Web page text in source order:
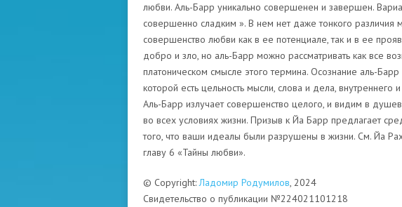
любви. Аль-Барр уникально совершенен и завершен.
совершенно сладким ». В нем нет даже тонкого
совершенство любви как в ее потенциале, так и в ее
добро и зло, но аль-Барр можно рассматривать как все
платоническом смысле этого термина. Осознание аль-
которой есть цельность мысли, слова и дела,
Аль-Барр излучает совершенство целого, и видим в
во всех условиях жизни. Призыв к Йа Барр предлагает
того, что ваши идеалы были разрушены в жизни. См. Йа
главу 6 «Тайны любви».
© Copyright:Ладомир Родумилов, 2024
Свидетельство о публикации №224021101218